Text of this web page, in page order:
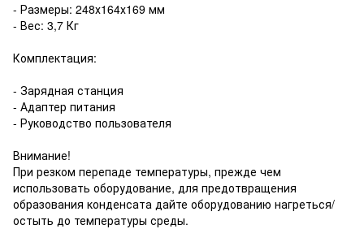
- Размеры: 248х164х169 мм
- Вес: 3,7 Кг
Комплектация:
- Зарядная станция
- Адаптер питания
- Руководство пользователя
Внимание!
При резком перепаде температуры, прежде чем
использовать оборудование, для предотвращения
образования конденсата дайте оборудованию нагреться/
остыть до температуры среды.